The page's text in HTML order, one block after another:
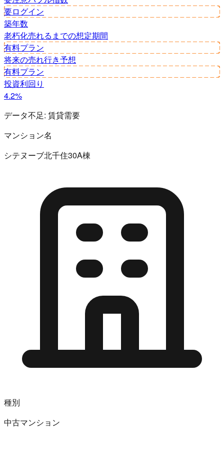
要ログイン
築年数
老朽化売れるまでの想定期間
有料プラン
将来の売れ行き予想
有料プラン
投資利回り
4.2%
データ不足: 賃貸需要
マンション名
シテヌーブ北千住30A棟
種別
中古マンション